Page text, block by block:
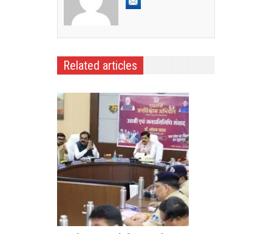
Related articles